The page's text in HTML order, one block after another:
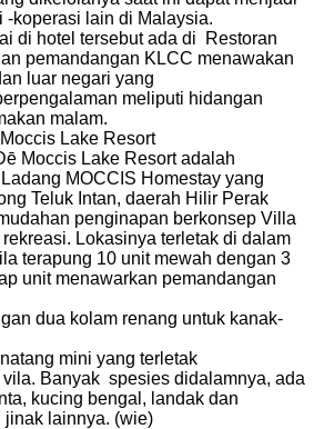
-koperasi lain di Malaysia.
di hotel tersebut ada di Restoran
pemandangan KLCC menawakan
luar negari yang
meliputi hidangan
malam.
Resort
Moccis Lake Resort adalah
MOCCIS Homestay yang
Teluk Intan, daerah Hilir Perak
penginapan berkonsep Villa
Lokasinya terletak di dalam
terapung 10 unit mewah dengan 3
unit menawarkan pemandangan
dua kolam renang untuk kanak-
mini yang terletak
Banyak spesies didalamnya, ada
kucing bengal, landak dan
jinak lainnya. (wie)